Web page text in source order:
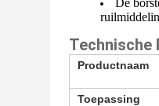
De
Technische
Productnaam
Toepassing